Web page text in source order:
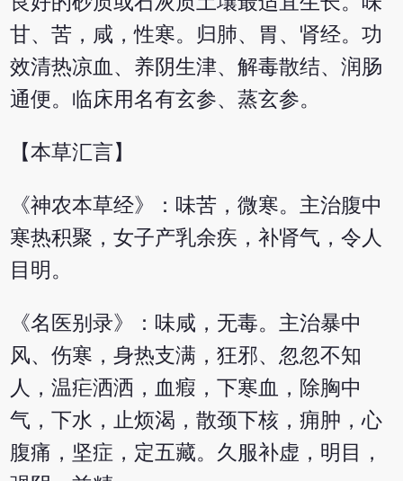
甘、苦，咸，性寒。归肺、胃、肾经。功
效清热凉血、养阴生津、解毒散结、润肠
通便。临床用名有玄参、蒸玄参。
【本草汇言】
《神农本草经》：味苦，微寒。主治腹中
寒热积聚，女子产乳余疾，补肾气，令人
目明。
《名医别录》：味咸，无毒。主治暴中
风、伤寒，身热支满，狂邪、忽忽不知
人，温疟洒洒，血瘕，下寒血，除胸中
气，下水，止烦渴，散颈下核，痈肿，心
腹痛，坚症，定五藏。久服补虚，明目，